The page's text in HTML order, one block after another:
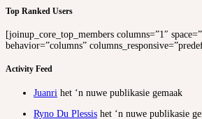
Top Ranked Users
[joinup_core_top_members columns=”1″
behavior=”columns”
Activity Feed
Juanri het ‘n nuwe publikasie gemaak
Ryno Du Plessis het ‘n nuwe publikasie